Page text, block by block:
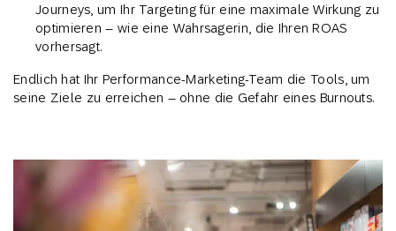
Journeys, um Ihr Targeting für eine maximale Wirkung zu
optimieren – wie eine Wahrsagerin, die Ihren ROAS
vorhersagt.
Endlich hat Ihr Performance-Marketing-Team die Tools, um
seine Ziele zu erreichen – ohne die Gefahr eines Burnouts.